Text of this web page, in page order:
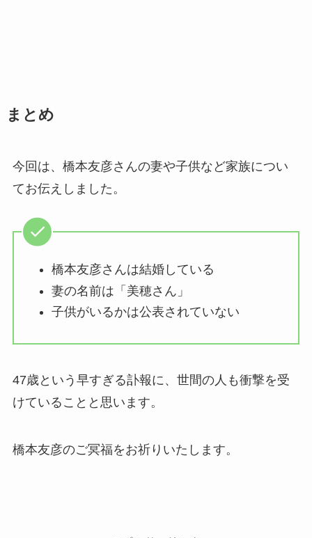
まとめ
今回は、橋本友彦さんの妻や子供など家族につい
てお伝えしました。
橋本友彦さんは結婚している
妻の名前は「美穂さん」
子供がいるかは公表されていない
47歳という早すぎる訃報に、世間の人も衝撃を受
けていることと思います。
橋本友彦のご冥福をお祈りいたします。